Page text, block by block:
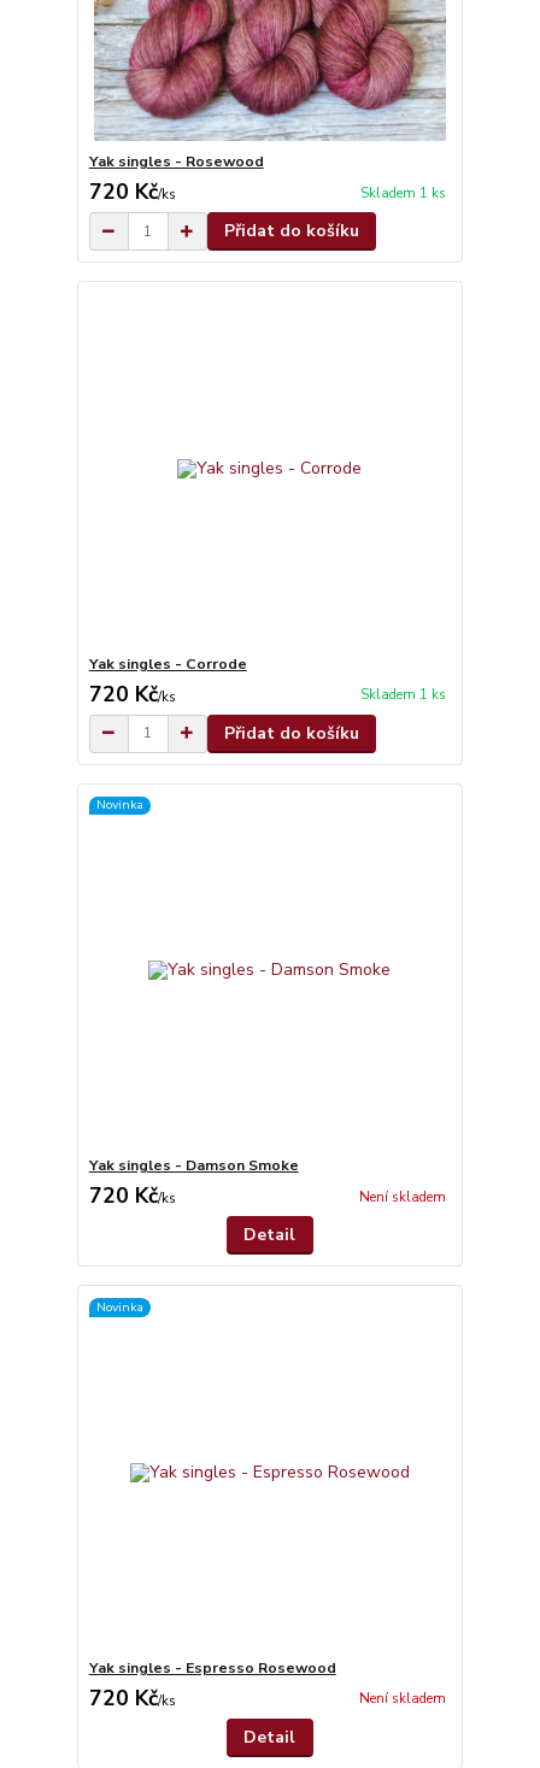
Yak singles - Rosewood
720 Kč/ks Skladem 1 ks
Přidat do košíku
Yak singles - Corrode
720 Kč/ks Skladem 1 ks
Přidat do košíku
Novinka
Yak singles - Damson Smoke
720 Kč/ks Není skladem
Detail
Novinka
Yak singles - Espresso Rosewood
720 Kč/ks Není skladem
Detail